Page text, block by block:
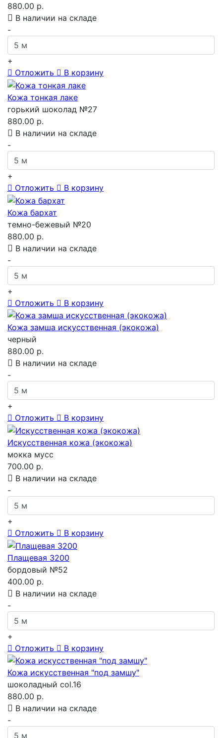
880.00 р.
В наличии на складе
-
+
Отложить
В корзину
Кожа тонкая лаке
горький шоколад №27
880.00 р.
В наличии на складе
-
+
Отложить
В корзину
Кожа бархат
темно-бежевый №20
880.00 р.
В наличии на складе
-
+
Отложить
В корзину
Кожа замша искусственная (экокожа)
черный
880.00 р.
В наличии на складе
-
+
Отложить
В корзину
Искусственная кожа (экокожа)
мокка мусс
700.00 р.
В наличии на складе
-
+
Отложить
В корзину
Плащевая 3200
бордовый №52
400.00 р.
В наличии на складе
-
+
Отложить
В корзину
Кожа искусственная "под замшу"
шоколадный col.16
880.00 р.
В наличии на складе
-